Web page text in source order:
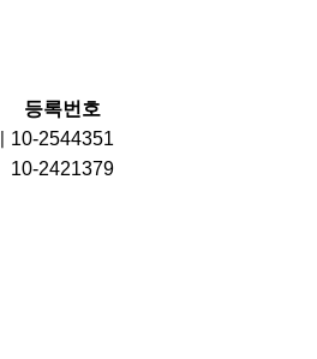
등록번호
10-2544351
10-2421379